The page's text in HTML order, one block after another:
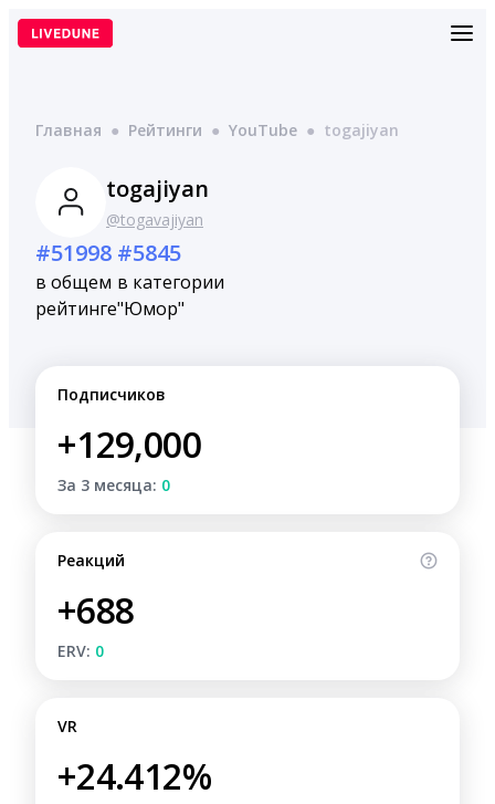
Перейти
Главная ● Рейтинги ● YouTube ● togajiyan
togajiyan
@togavajiyan
#51998
в общем
рейтинге
#5845
в категории
"Юмор"
Подписчиков
+129,000
За 3 месяца: 0
Реакций
+688
ERV: 0
VR
+24.412%